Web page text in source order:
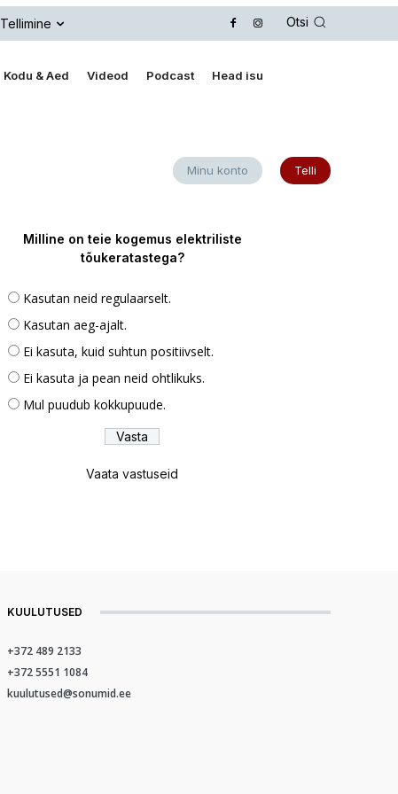
Tellimine Otsi
Kodu & Aed Videod Podcast Head isu
Minu konto Telli
Milline on teie kogemus elektriliste
tõukeratastega?
Kasutan neid regulaarselt.
Kasutan aeg-ajalt.
Ei kasuta, kuid suhtun positiivselt.
Ei kasuta ja pean neid ohtlikuks.
Mul puudub kokkupuude.
Vaata vastuseid
KUULUTUSED
+372 489 2133
+372 5551 1084
kuulutused@sonumid.ee